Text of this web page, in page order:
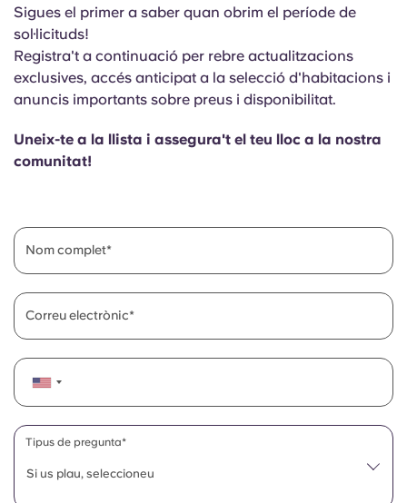
Compte Llengua
English (GB)
Deutsch
Italian
Selecciona un país
Selecciona una ciutat
Inicia la sessió
Portuguese
Sigues el primer a saber quan obrim el període de
sol·licituds!
Registra't a continuació per rebre actualitzacions
exclusives, accés anticipat a la selecció d'habitacions i
anuncis importants sobre preus i disponibilitat.
Uneix-te a la llista i assegura't el teu lloc a la nostra
comunitat!
Nom complet
Correu electrònic
Si us plau, seleccioneu
Tipus de pregunta*